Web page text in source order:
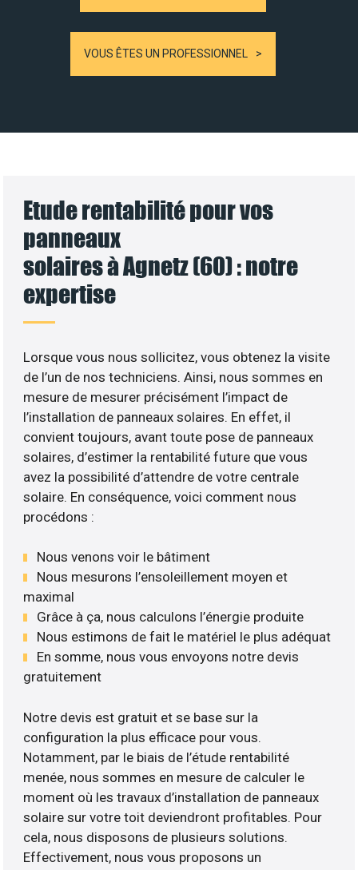
VOUS ÊTES UN PROFESSIONNEL
Etude rentabilité pour vos
panneaux
solaires à Agnetz (60) : notre
expertise
Lorsque vous nous sollicitez, vous obtenez la visite
de l’un de nos techniciens. Ainsi, nous sommes en
mesure de mesurer précisément l’impact de
l’installation de panneaux solaires. En effet, il
convient toujours, avant toute pose de panneaux
solaires, d’estimer la rentabilité future que vous
avez la possibilité d’attendre de votre centrale
solaire. En conséquence, voici comment nous
procédons :
Nous venons voir le bâtiment
Nous mesurons l’ensoleillement moyen et
maximal
Grâce à ça, nous calculons l’énergie produite
Nous estimons de fait le matériel le plus adéquat
En somme, nous vous envoyons notre devis
gratuitement
Notre devis est gratuit et se base sur la
configuration la plus efficace pour vous.
Notamment, par le biais de l’étude rentabilité
menée, nous sommes en mesure de calculer le
moment où les travaux d’installation de panneaux
solaire sur votre toit deviendront profitables. Pour
cela, nous disposons de plusieurs solutions.
Effectivement, nous vous proposons un